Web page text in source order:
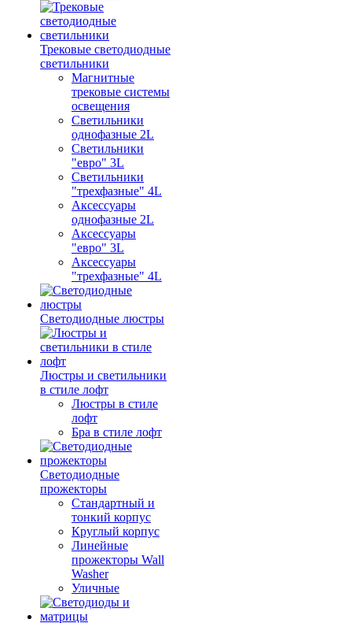
Трековые светодиодные
светильники
Магнитные
трековые системы
освещения
Светильники
однофазные 2L
Светильники
"евро" 3L
Светильники
"трехфазные" 4L
Аксессуары
однофазные 2L
Аксессуары
"евро" 3L
Аксессуары
"трехфазные" 4L
Светодиодные люстры
Люстры и светильники
в стиле лофт
Люстры в стиле
лофт
Бра в стиле лофт
Светодиодные
прожекторы
Стандартный и
тонкий корпус
Круглый корпус
Линейные
прожекторы Wall
Washer
Уличные